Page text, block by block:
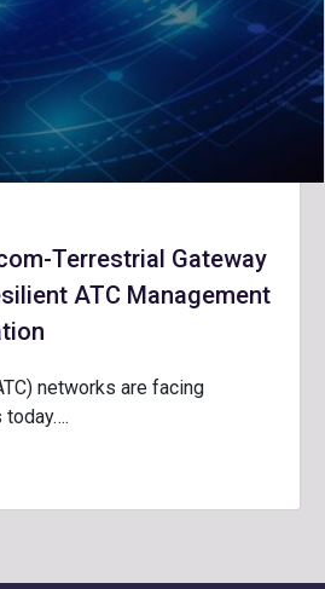
Terrestrial Gateway
ATC Management
networks are facing
today….